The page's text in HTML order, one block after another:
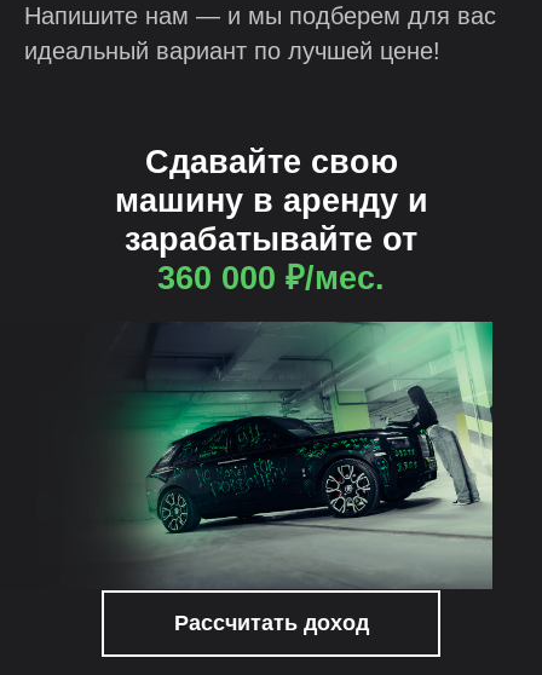
Напишите нам — и мы подберем для вас
идеальный вариант по лучшей цене!
Сдавайте свою
машину в аренду и
зарабатывайте от
360 000 ₽/мес.
Рассчитать доход